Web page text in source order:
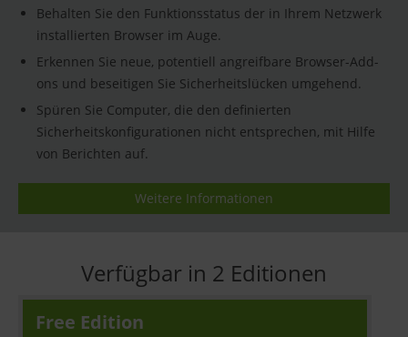
Behalten Sie den Funktionsstatus der in Ihrem Netzwerk
installierten Browser im Auge.
Erkennen Sie neue, potentiell angreifbare Browser-Add-
ons und beseitigen Sie Sicherheitslücken umgehend.
Spüren Sie Computer, die den definierten
Sicherheitskonfigurationen nicht entsprechen, mit Hilfe
von Berichten auf.
Weitere Informationen
Verfügbar in 2 Editionen
Free Edition